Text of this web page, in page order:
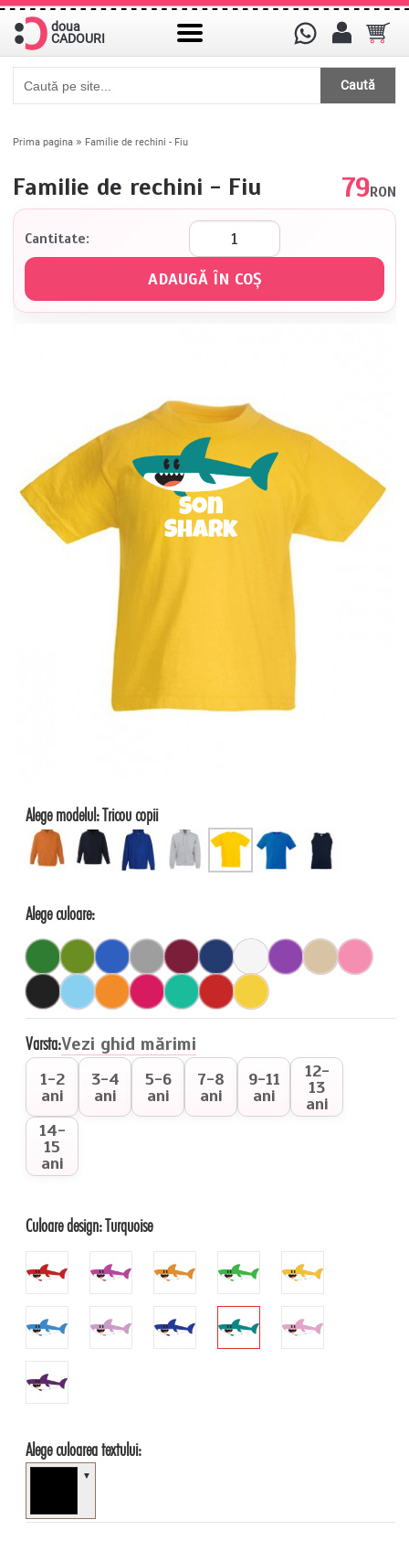
doua
CADOURI
Caută
Prima pagina » Familie de rechini - Fiu
Familie de rechini - Fiu 79RON
Cantitate:
Son
Shark
Alege modelul:Tricou copii
Alege culoare:
Varsta:Vezi ghid mărimi
1-2
ani
3-4
ani
5-6
ani
7-8
ani
9-11
ani
12-
13
ani
14-
15
ani
Culoare design:Turquoise
Alege culoarea textului:
▼